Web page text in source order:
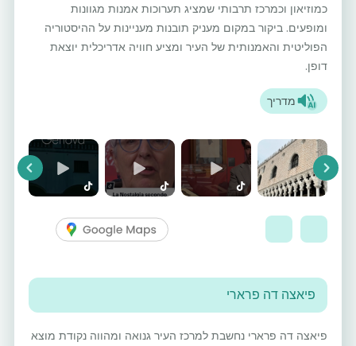
כמוזיאון וכמרכז תרבותי שמציג תערוכות אמנות מגוונות
ומופעים. ביקור במקום מעניק תובנות מעניינות על ההיסטוריה
הפוליטית והאמנותית של העיר ומציע חוויה אדריכלית יוצאת
דופן.
מדריך
Next
פיאצה דה פרארי
פיאצה דה פרארי נחשבת למרכז העיר גנואה ומהווה נקודת מוצא